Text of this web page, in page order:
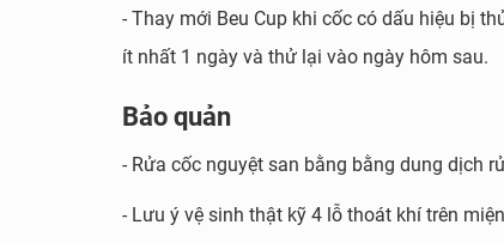
- Thay mới Beu Cup khi cốc có dấu hiệu bị
ít nhất 1 ngày và thử lại vào ngày hôm sau.
Bảo quản
- Rửa cốc nguyệt san bằng bằng dung dịch
- Lưu ý vệ sinh thật kỹ 4 lỗ thoát khí trên